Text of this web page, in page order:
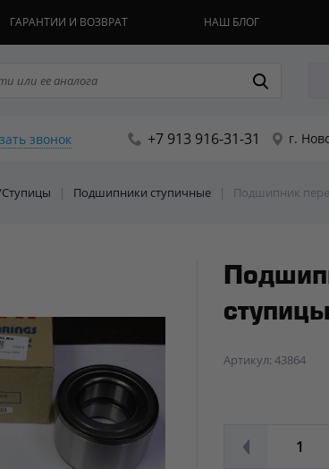
ГАРАНТИИ И ВОЗВРАТ НАШ БЛОГ
звонок +7 913 916-31-31 г.
| Подшипники ступичные | Подшипник
Артикул: 43864